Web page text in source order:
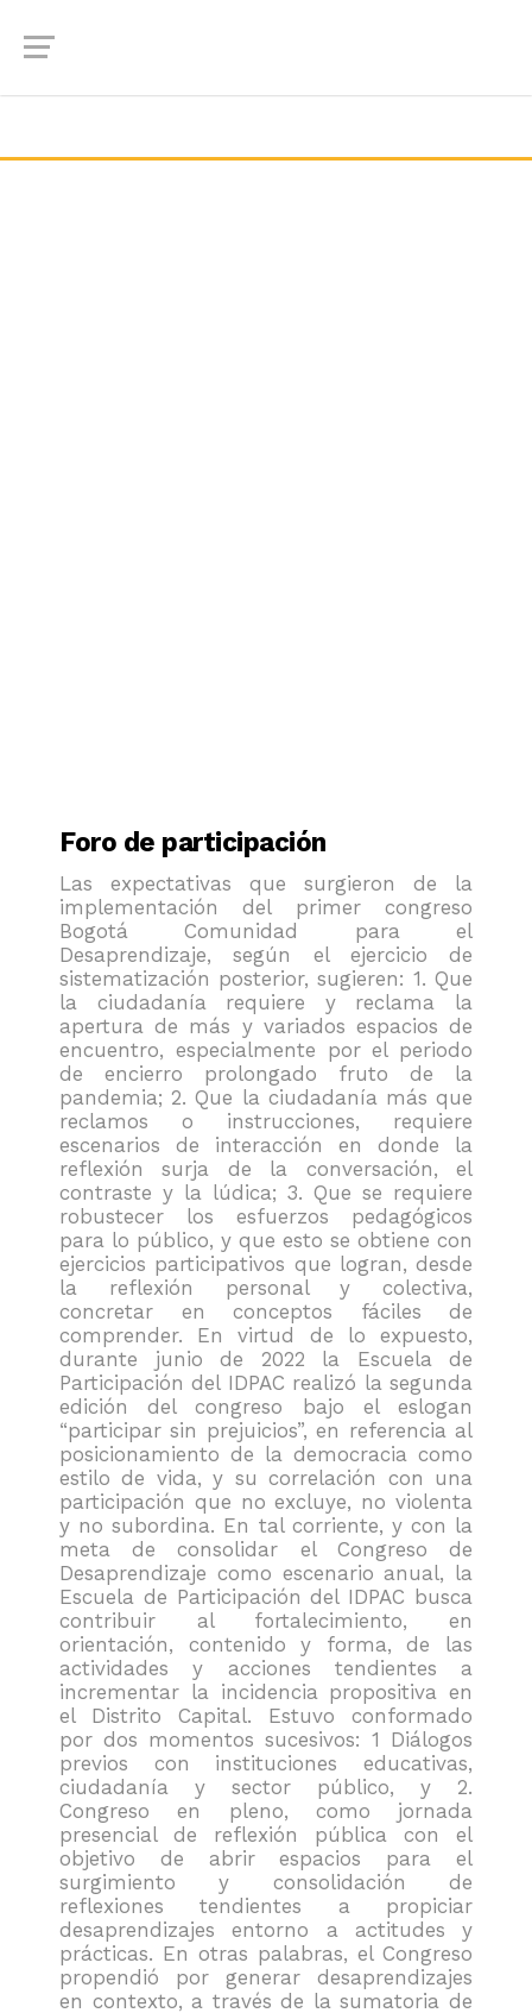
Foro de participación
Las expectativas que surgieron de la
implementación del primer congreso
Bogotá Comunidad para el
Desaprendizaje, según el ejercicio de
sistematización posterior, sugieren: 1. Que
la ciudadanía requiere y reclama la
apertura de más y variados espacios de
encuentro, especialmente por el periodo
de encierro prolongado fruto de la
pandemia; 2. Que la ciudadanía más que
reclamos o instrucciones, requiere
escenarios de interacción en donde la
reflexión surja de la conversación, el
contraste y la lúdica; 3. Que se requiere
robustecer los esfuerzos pedagógicos
para lo público, y que esto se obtiene con
ejercicios participativos que logran, desde
la reflexión personal y colectiva,
concretar en conceptos fáciles de
comprender. En virtud de lo expuesto,
durante junio de 2022 la Escuela de
Participación del IDPAC realizó la segunda
edición del congreso bajo el eslogan
“participar sin prejuicios”, en referencia al
posicionamiento de la democracia como
estilo de vida, y su correlación con una
participación que no excluye, no violenta
y no subordina. En tal corriente, y con la
meta de consolidar el Congreso de
Desaprendizaje como escenario anual, la
Escuela de Participación del IDPAC busca
contribuir al fortalecimiento, en
orientación, contenido y forma, de las
actividades y acciones tendientes a
incrementar la incidencia propositiva en
el Distrito Capital. Estuvo conformado
por dos momentos sucesivos: 1 Diálogos
previos con instituciones educativas,
ciudadanía y sector público, y 2.
Congreso en pleno, como jornada
presencial de reflexión pública con el
objetivo de abrir espacios para el
surgimiento y consolidación de
reflexiones tendientes a propiciar
desaprendizajes entorno a actitudes y
prácticas. En otras palabras, el Congreso
propendió por generar desaprendizajes
en contexto, a través de la sumatoria de